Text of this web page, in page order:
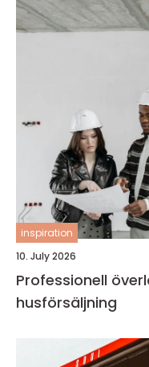
inspiration
10. July 2026
Professionell
husförsäljning